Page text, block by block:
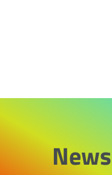
News